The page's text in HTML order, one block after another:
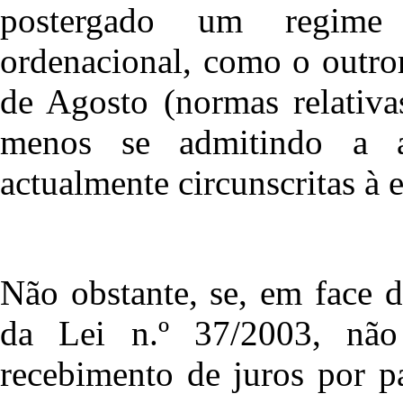
postergado um
ordenacional, como o
de Agosto (normas
menos se admitindo a
actualmente circunscritas à
Não obstante, se, em face
da Lei n.º 37/2003,
recebimento de juros por